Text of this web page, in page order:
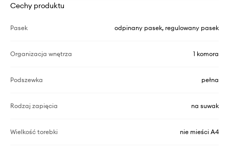
Cechy produktu
Pasek odpinany pasek, regulowany pasek
Organizacja wnętrza 1 komora
Podszewka pełna
Rodzaj zapięcia na suwak
Wielkość torebki nie mieści A4